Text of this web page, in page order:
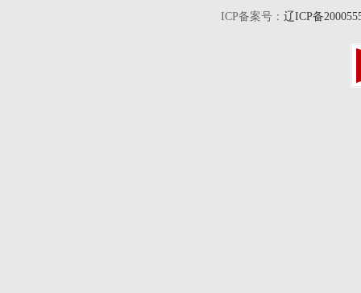
ICP备案号： 辽ICP备